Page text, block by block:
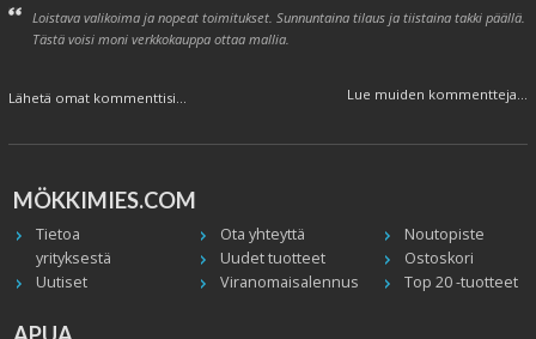
Loistava valikoima ja nopeat toimitukset. Sunnuntaina tilaus ja tiistaina takki päällä.
Tästä voisi moni verkkokauppa ottaa mallia.
Lähetä omat kommenttisi... Lue muiden kommentteja...
MÖKKIMIES.COM
Tietoa
yrityksestä
Ota yhteyttä
Noutopiste
Uudet tuotteet
Ostoskori
Uutiset
Viranomaisalennus Top 20 -tuotteet
APUA